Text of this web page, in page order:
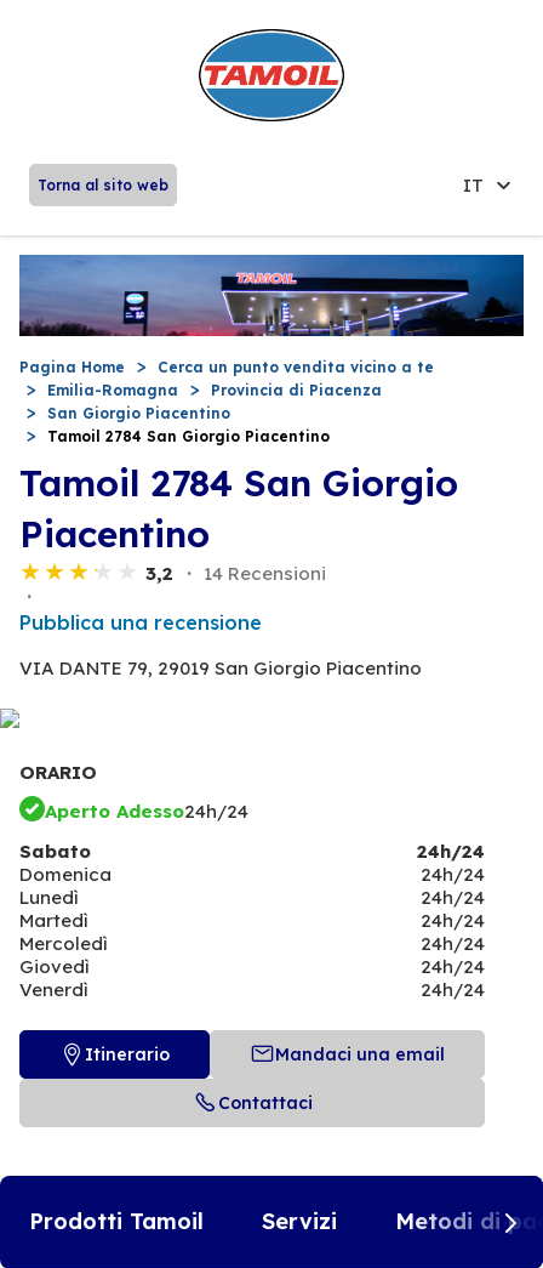
Torna al sito web IT
Pagina Home
Cerca un punto vendita vicino a te
Emilia-Romagna
Provincia di Piacenza
San Giorgio Piacentino
Tamoil 2784 San Giorgio Piacentino
Tamoil 2784 San Giorgio
Piacentino
3,2 14 Recensioni
Pubblica una recensione
VIA DANTE 79, 29019 San Giorgio Piacentino
ORARIO
Aperto Adesso24h/24
Sabato
24h/24
Domenica
24h/24
Lunedì
24h/24
Martedì
24h/24
Mercoledì
24h/24
Giovedì
24h/24
Venerdì
24h/24
Itinerario Mandaci una email
Contattaci
Prodotti Tamoil Servizi Metodi di